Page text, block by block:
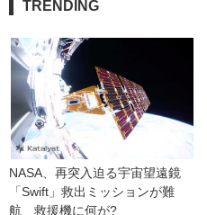
TRENDING
NASA、再突入迫る宇宙望遠鏡
「Swift」救出ミッションが難
航　救援機に何が?